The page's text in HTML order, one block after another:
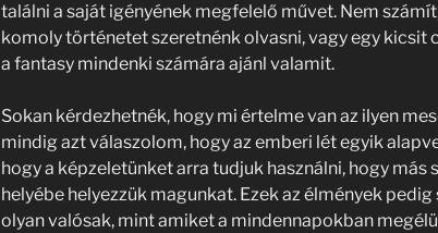
találni a saját igényének megfelelő művet. Nem
komoly történetet szeretnénk olvasni, vagy egy kicsit
a fantasy mindenki számára ajánl valamit.
Sokan kérdezhetnék, hogy mi értelme van az ilyen
mindig azt válaszolom, hogy az emberi lét egyik
hogy a képzeletünket arra tudjuk használni, hogy más
helyébe helyezzük magunkat. Ezek az élmények
olyan valósak, mint amiket a mindennapokban